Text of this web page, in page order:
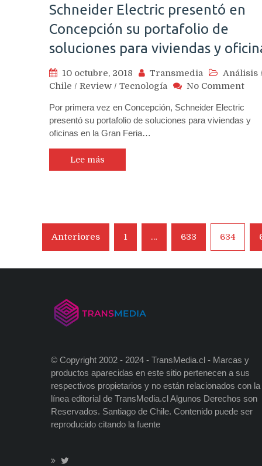
Schneider Electric presentó en
Concepción su portafolio de
soluciones para viviendas y
10 octubre, 2018 Transmedia Análisis
Chile / Review / Tecnología No Commenton
Por primera vez en Concepción, Schneider Electric
presentó su portafolio de soluciones para viviendas y
oficinas en la Gran Feria…
Lee más
Navegación
de
entradas
Anteriores 1 … 633 634
© Copyright 2002 - 2024 - TransMedia.cl - Marcas y
productos aparecidas en este sitio pertenecen a sus
respectivos propietarios y no están relacionados con la
línea editorial de TransMedia.cl Algunos Derechos son
Reservados. Santiago de Chile. Contenido puede ser
reproducido citando la fuente